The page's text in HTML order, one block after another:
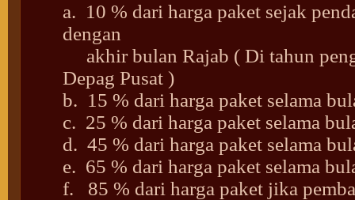
a. 10 % dari harga paket sejak
dengan
akhir bulan Rajab ( Di tahun
Depag Pusat )
b. 15 % dari harga paket selama
c. 25 % dari harga paket selama
d. 45 % dari harga paket selama
e. 65 % dari harga paket selama
f. 85 % dari harga paket jika